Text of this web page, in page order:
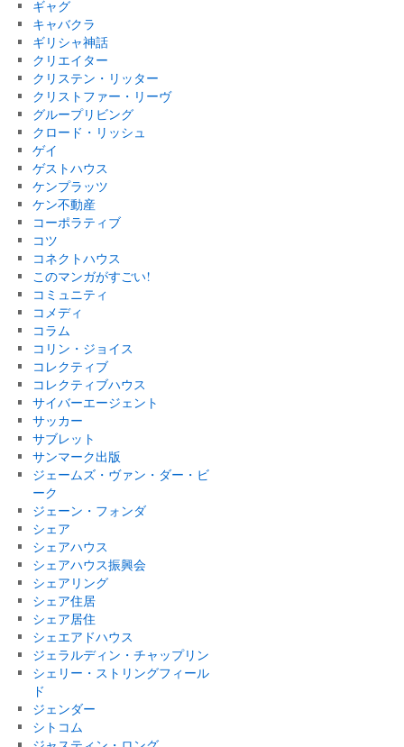
ギャグ
キャバクラ
ギリシャ神話
クリエイター
クリステン・リッター
クリストファー・リーヴ
グループリビング
クロード・リッシュ
ゲイ
ゲストハウス
ケンプラッツ
ケン不動産
コーポラティブ
コツ
コネクトハウス
このマンガがすごい!
コミュニティ
コメディ
コラム
コリン・ジョイス
コレクティブ
コレクティブハウス
サイバーエージェント
サッカー
サブレット
サンマーク出版
ジェームズ・ヴァン・ダー・ビ
ーク
ジェーン・フォンダ
シェア
シェアハウス
シェアハウス振興会
シェアリング
シェア住居
シェア居住
シェエアドハウス
ジェラルディン・チャップリン
シェリー・ストリングフィール
ド
ジェンダー
シトコム